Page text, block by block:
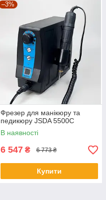
–3%
Фрезер для манікюру та
педикюру JSDA 5500C
В наявності
6 547 ₴ 6 773 ₴
Купити